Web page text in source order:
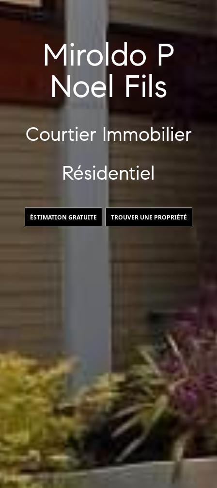
Miroldo P
Noel Fils
Courtier Immobilier
Résidentiel
ÉSTIMATION GRATUITE TROUVER UNE PROPRIÉTÉ